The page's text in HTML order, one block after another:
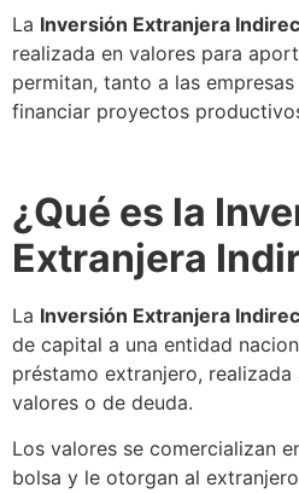
La Inversión Extranjera
realizada en valores para
permitan, tanto a las
financiar proyectos
¿Qué es la
Extranjera
La Inversión Extranjera
de capital a una entidad
préstamo extranjero,
valores o de deuda.
Los valores se comercializan
bolsa y le otorgan al